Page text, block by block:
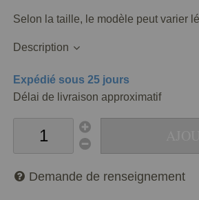
Selon la taille, le modèle peut varier
Description
Expédié sous 25 jours
Délai de livraison approximatif
Demande de renseignement